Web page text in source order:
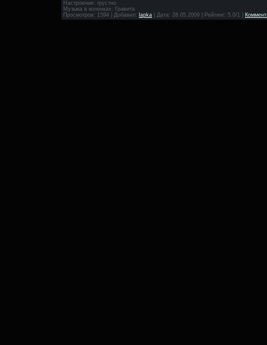
Настроение: грустно
Музыка в колонках: Гравита
Просмотров: 1594 | Добавил: lapka | Дата: 28.05.2009 | Рейтинг: 5.0/1 |